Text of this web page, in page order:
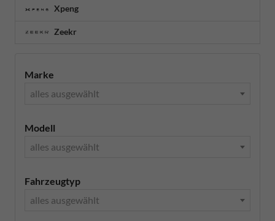
Xpeng
Zeekr
Marke
alles ausgewählt
Modell
alles ausgewählt
Fahrzeugtyp
alles ausgewählt